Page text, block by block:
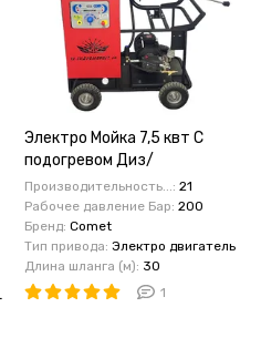
Электро Мойка 7,5 квт С
подогревом Диз/
электрический 21 литр 200
бар версия HG
Производительность...: 21
Рабочее давление Бар: 200
Бренд: Comet
Тип привода: Электро двигатель
Длина шланга (м): 30
1